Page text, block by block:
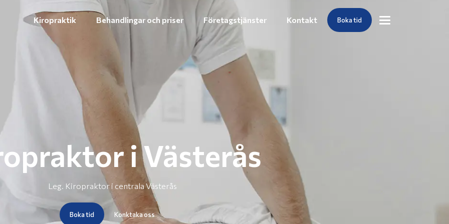
Kiropraktik Behandlingar och priser Företagstjänster Kontakt Boka tid
i Västerås
Leg. Kiropraktor i centrala Västerås
Boka tid Konktaka oss